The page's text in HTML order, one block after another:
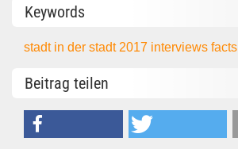
Keywords
stadt in der stadt 2017 interviewsfacts
Beitrag teilen